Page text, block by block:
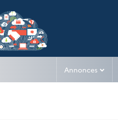
Annonces